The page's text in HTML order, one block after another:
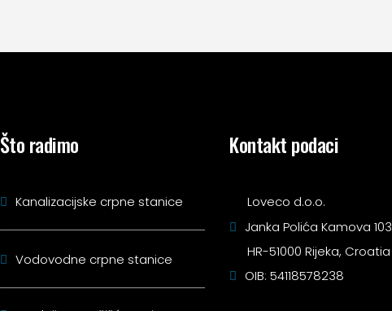
Što radimo
Kanalizacijske crpne stanice
Vodovodne crpne stanice
Kontakt podaci
Loveco d.o.o.
Janka Polića Kamova 103
HR-51000 Rijeka, Croatia
OIB: 54118578238